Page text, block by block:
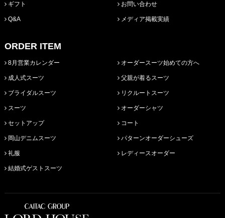
ギフト
Q&A
お問い合わせ
メディア掲載実績
ORDER ITEM
8月営業カレンダー
成人式スーツ
ブライダルスーツ
スーツ
セットアップ
岡山デニムスーツ
礼服
結婚式ゲストスーツ
オーダースーツ始めての方へ
父親が着るスーツ
リクルートスーツ
オーダーシャツ
コート
パターンオーダーシューズ
レディースオーダー